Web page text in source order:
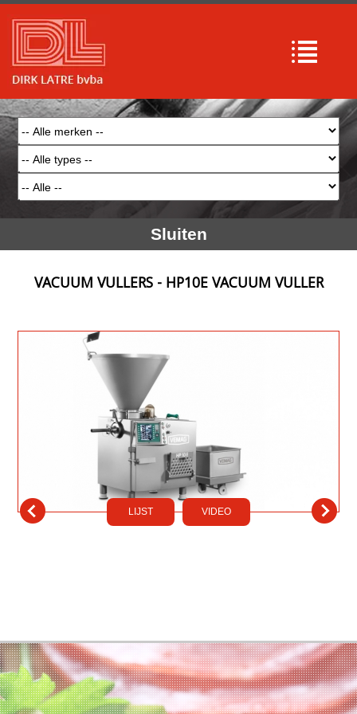
Sluiten
VACUUM VULLERS - HP10E VACUUM VULLER
LIJST VIDEO